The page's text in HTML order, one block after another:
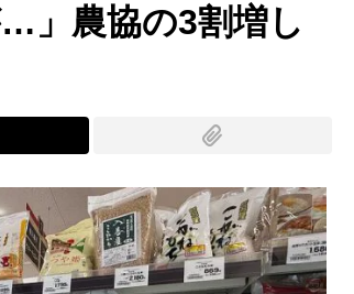
」農協の3割増し